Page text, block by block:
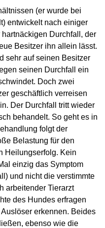
(er wurde bei
entwickelt nach einiger
Durchfall, der
Besitzer ihn allein lässt.
sehr auf seinen Besitzer
seinen Durchfall ein
Doch zwei
geschäftlich verreisen
Der Durchfall tritt wieder
behandelt. So geht es in
folgt der
Belastung für den
Heilungserfolg. Kein
einzig das Symptom
und nicht die verstimmte
arbeitender Tierarzt
des Hundes erfragen
erkennen. Beides
ebenso wie die